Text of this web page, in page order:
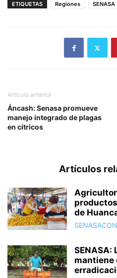
ETIQUETAS Regiones SENASA
Artículo anterior
Áncash: Senasa promueve
manejo integrado de plagas
en cítricos
Artículos
de
SENASA:
mantiene